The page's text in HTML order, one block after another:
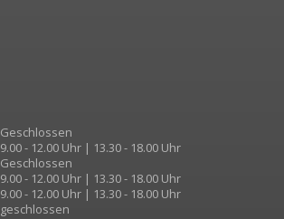
Geschlossen
9.00 - 12.00 Uhr | 13.30 - 18.00 Uhr
Geschlossen
9.00 - 12.00 Uhr | 13.30 - 18.00 Uhr
9.00 - 12.00 Uhr | 13.30 - 18.00 Uhr
geschlossen